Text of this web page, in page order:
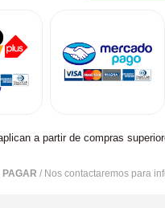
a partir de compras
PAGAR / Nos contactaremos para